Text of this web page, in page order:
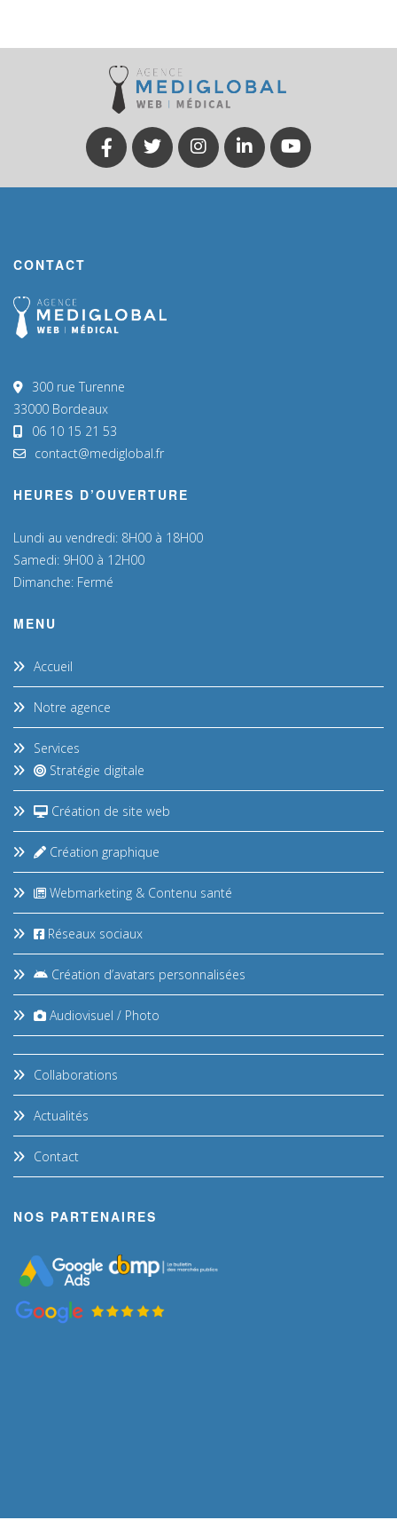
CONTACT
300 rue Turenne
33000 Bordeaux
06 10 15 21 53
contact@mediglobal.fr
HEURES D’OUVERTURE
Lundi au vendredi: 8H00 à 18H00
Samedi: 9H00 à 12H00
Dimanche: Fermé
MENU
Accueil
Notre agence
Services
Stratégie digitale
Création de site web
Création graphique
Webmarketing & Contenu santé
Réseaux sociaux
Création d’avatars personnalisées
Audiovisuel / Photo
Collaborations
Actualités
Contact
NOS PARTENAIRES